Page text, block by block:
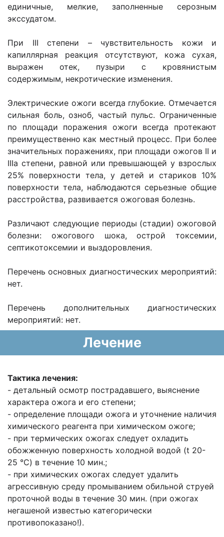
единичные, мелкие, заполненные серозным
экссудатом.
При III степени – чувствительность кожи и
капиллярная реакция отсутствуют, кожа сухая,
выражен отек, пузыри с кровянистым
содержимым, некротические изменения.
Электрические ожоги всегда глубокие. Отмечается
сильная боль, озноб, частый пульс. Ограниченные
по площади поражения ожоги всегда протекают
преимущественно как местный процесс. При более
значительных поражениях, при площади ожогов II и
IIIа степени, равной или превышающей у взрослых
25% поверхности тела, у детей и стариков 10%
поверхности тела, наблюдаются серьезные общие
расстройства, развивается ожоговая болезнь.
Различают следующие периоды (стадии) ожоговой
болезни: ожогового шока, острой токсемии,
септикотоксемии и выздоровления.
Перечень основных диагностических мероприятий:
нет.
Перечень дополнительных диагностических
мероприятий: нет.
Лечение
Тактика лечения:
- детальный осмотр пострадавшего, выяснение
характера ожога и его степени;
- определение площади ожога и уточнение наличия
химического реагента при химическом ожоге;
- при термических ожогах следует охладить
обожженную поверхность холодной водой (t 20-
25 °C) в течение 10 мин.;
- при химических ожогах следует удалить
агрессивную среду промыванием обильной струей
проточной воды в течение 30 мин. (при ожогах
негашеной известью категорически
противопоказано!).